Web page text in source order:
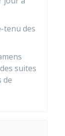
tenu des
suites
de